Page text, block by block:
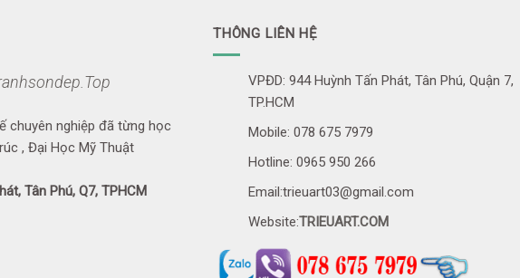
chuyên nghiệp đã từng học
, Đại Học Mỹ Thuật
Tân Phú, Q7, TPHCM
THÔNG LIÊN HỆ
VPĐD: 944 Huỳnh Tấn Phát, Tân Phú, Quận 7,
TP.HCM
Mobile: 078 675 7979
Hotline: 0965 950 266
Email:trieuart03@gmail.com
Website:TRIEUART.COM